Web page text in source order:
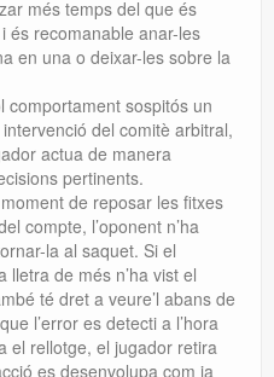
més temps del que és
és recomanable anar-les
en una o deixar-les sobre la
comportament sospitós un
del comitè arbitral,
actua de manera
pertinents.
de reposar les fitxes
compte, l’oponent n’ha
la al saquet. Si el
lletra de més n’ha vist el
té dret a veure’l abans de
l’error es detecti a l’hora
el rellotge, el jugador retira
es desenvolupa com ja